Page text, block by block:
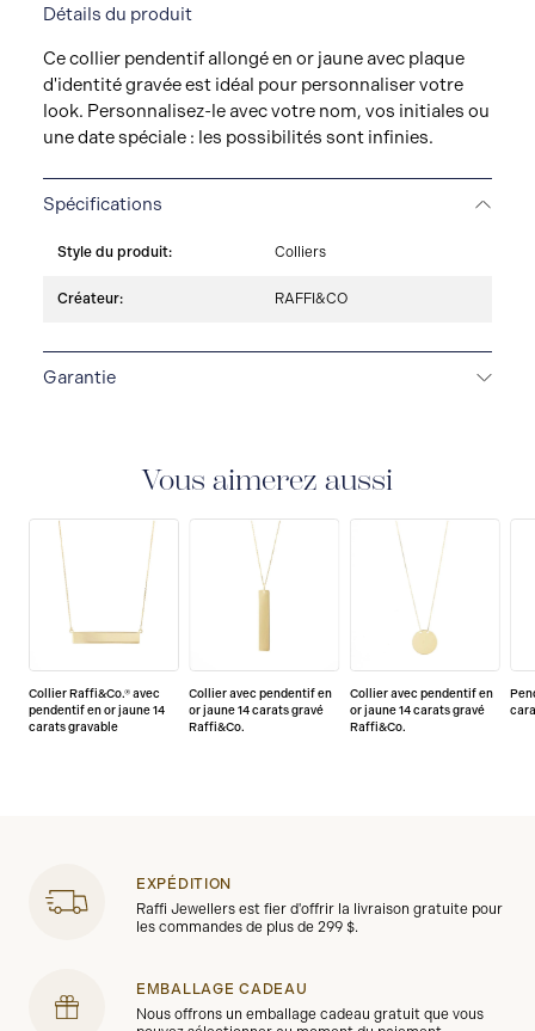
Détails du produit
Ce collier pendentif allongé en or jaune avec plaque
d'identité gravée est idéal pour personnaliser votre
look. Personnalisez-le avec votre nom, vos initiales ou
une date spéciale : les possibilités sont infinies.
Spécifications
Style du produit: Colliers
Créateur: RAFFI&CO
Garantie
qui couvre la réparation de tout défaut de fabrication.
Vous aimerez aussi
Collier Raffi&Co.® avec
pendentif en or jaune 14
carats gravable
Collier avec pendentif en
or jaune 14 carats gravé
Raffi&Co.
Collier avec pendentif en
or jaune 14 carats gravé
Raffi&Co.
EXPÉDITION
Raffi Jewellers est fier d'offrir la livraison gratuite pour
les commandes de plus de 299 $.
EMBALLAGE CADEAU
Nous offrons un emballage cadeau gratuit que vous